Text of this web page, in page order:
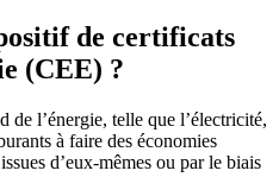
de certificats
(CEE) ?
de l’énergie, telle que l’électricité,
à faire des économies
d’eux-mêmes ou par le biais